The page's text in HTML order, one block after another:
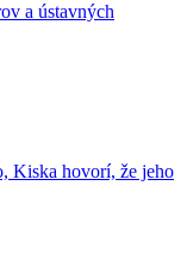
a ústavných
Kiska hovorí, že jeho